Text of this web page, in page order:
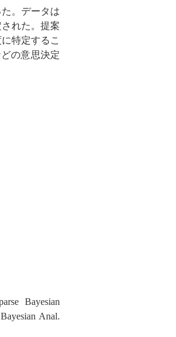
。データは
れた。提案
特定するこ
の意思決定
Bayesian
Anal.